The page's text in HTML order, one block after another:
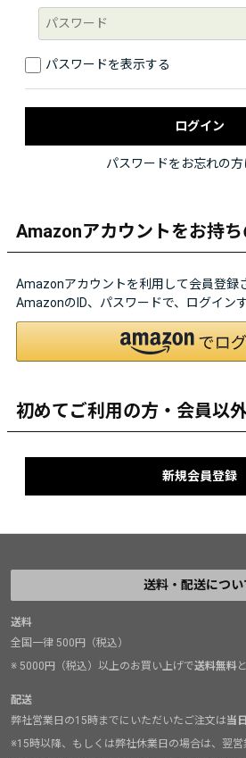
パスワードを表示する
パスワードをお忘れの方
Amazonアカウントをお持ち
Amazonアカウントを利用して会員登録
AmazonのID、パスワードで、ログイン
初めてご利用の方・会員以
送料・配送につい
送料
全国一律 500円（税込）
※ 5000円（税込）以上のお買い上げで送料無料
配送
弊社営業日の15時までにいただいたご注文は当
※15時以降、もしくは弊社休業日の場合は、翌営